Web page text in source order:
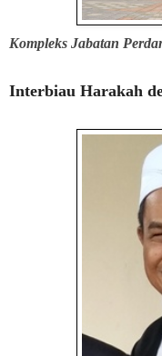
Kompleks Jabatan
Interbiau Harakah